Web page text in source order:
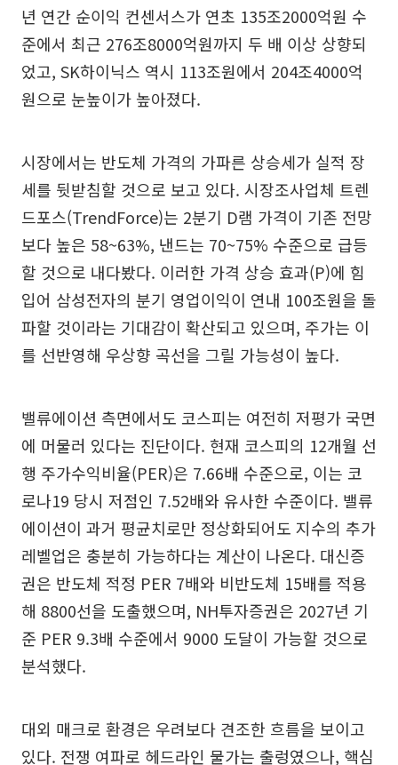
년 연간 순이익 컨센서스가 연초 135조2000억원 수
준에서 최근 276조8000억원까지 두 배 이상 상향되
었고, SK하이닉스 역시 113조원에서 204조4000억
원으로 눈높이가 높아졌다.
시장에서는 반도체 가격의 가파른 상승세가 실적 장
세를 뒷받침할 것으로 보고 있다. 시장조사업체 트렌
드포스(TrendForce)는 2분기 D램 가격이 기존 전망
보다 높은 58~63%, 낸드는 70~75% 수준으로 급등
할 것으로 내다봤다. 이러한 가격 상승 효과(P)에 힘
입어 삼성전자의 분기 영업이익이 연내 100조원을 돌
파할 것이라는 기대감이 확산되고 있으며, 주가는 이
를 선반영해 우상향 곡선을 그릴 가능성이 높다.
밸류에이션 측면에서도 코스피는 여전히 저평가 국면
에 머물러 있다는 진단이다. 현재 코스피의 12개월 선
행 주가수익비율(PER)은 7.66배 수준으로, 이는 코
로나19 당시 저점인 7.52배와 유사한 수준이다. 밸류
에이션이 과거 평균치로만 정상화되어도 지수의 추가
레벨업은 충분히 가능하다는 계산이 나온다. 대신증
권은 반도체 적정 PER 7배와 비반도체 15배를 적용
해 8800선을 도출했으며, NH투자증권은 2027년 기
준 PER 9.3배 수준에서 9000 도달이 가능할 것으로
분석했다.
대외 매크로 환경은 우려보다 견조한 흐름을 보이고
있다. 전쟁 여파로 헤드라인 물가는 출렁였으나, 핵심